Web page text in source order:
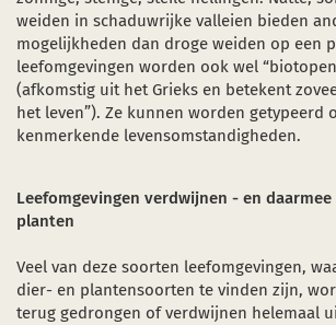
weiden in schaduwrijke valleien bieden
mogelijkheden dan droge weiden op een
leefomgevingen worden ook wel
(afkomstig uit het Grieks en betekent
het leven”). Ze kunnen worden getypeerd
kenmerkende levensomstandigheden.
Leefomgevingen verdwijnen - en
planten
Veel van deze soorten leefomgevingen,
dier- en plantensoorten te vinden zijn,
terug gedrongen of verdwijnen helemaal